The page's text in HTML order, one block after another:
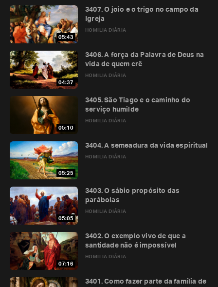
05:43
HOMILIA DIÁRIA
3407. O joio e o trigo no campo da
Igreja
04:37
HOMILIA DIÁRIA
3406. A força da Palavra de Deus na
vida de quem crê
05:10
HOMILIA DIÁRIA
3405. São Tiago e o caminho do
serviço humilde
05:25
HOMILIA DIÁRIA
3404. A semeadura da vida espiritual
05:05
HOMILIA DIÁRIA
3403. O sábio propósito das
parábolas
07:16
HOMILIA DIÁRIA
3402. O exemplo vivo de que a
santidade não é impossível
3401. Como fazer parte da família de